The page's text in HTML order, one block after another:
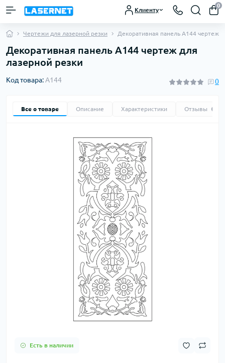
Клиенту
0
Чертежи для лазерной резки Декоративная панель A144 чертеж
Декоративная панель A144 чертеж для
лазерной резки
Код товара:A144 0
Все о товаре Описание Характеристики Отзывы
Есть в наличии